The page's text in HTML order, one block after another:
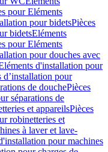
pour Eléments
pour bidetsPièces
bidetsEléments
pour Eléments
pour douches avec
d'installation pour
d’installation pour
de douchePièces
séparations de
et appareilsPièces
robinetteries et
à laver et lave-
pour machines